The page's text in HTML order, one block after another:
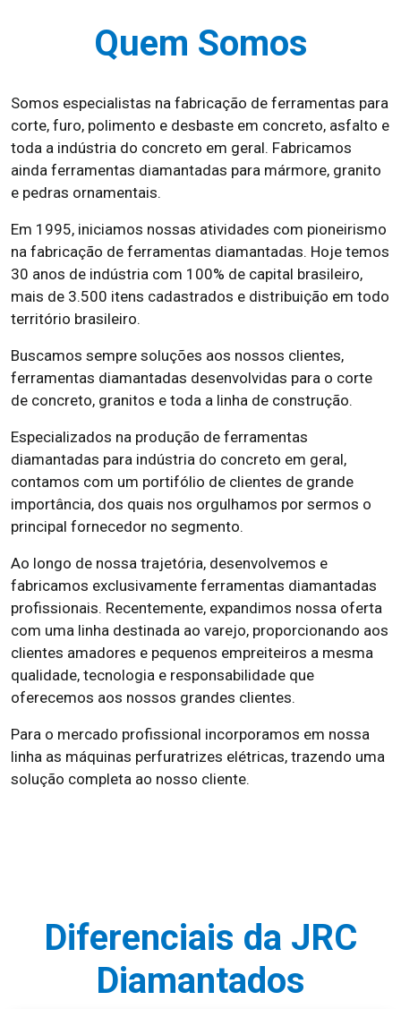
Quem Somos
Somos especialistas na fabricação de ferramentas para
corte, furo, polimento e desbaste em concreto, asfalto e
toda a indústria do concreto em geral. Fabricamos
ainda ferramentas diamantadas para mármore, granito
e pedras ornamentais.
Em 1995, iniciamos nossas atividades com pioneirismo
na fabricação de ferramentas diamantadas. Hoje temos
30 anos de indústria com 100% de capital brasileiro,
mais de 3.500 itens cadastrados e distribuição em todo
território brasileiro.
Buscamos sempre soluções aos nossos clientes,
ferramentas diamantadas desenvolvidas para o corte
de concreto, granitos e toda a linha de construção.
Especializados na produção de ferramentas
diamantadas para indústria do concreto em geral,
contamos com um portifólio de clientes de grande
importância, dos quais nos orgulhamos por sermos o
principal fornecedor no segmento.
Ao longo de nossa trajetória, desenvolvemos e
fabricamos exclusivamente ferramentas diamantadas
profissionais. Recentemente, expandimos nossa oferta
com uma linha destinada ao varejo, proporcionando aos
clientes amadores e pequenos empreiteiros a mesma
qualidade, tecnologia e responsabilidade que
oferecemos aos nossos grandes clientes.
Para o mercado profissional incorporamos em nossa
linha as máquinas perfuratrizes elétricas, trazendo uma
solução completa ao nosso cliente.
Diferenciais da JRC
Diamantados